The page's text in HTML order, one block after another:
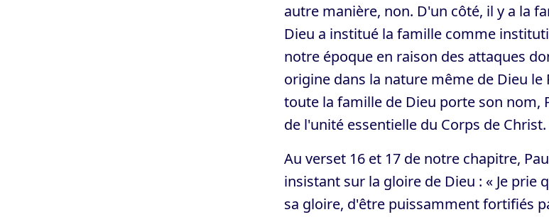
autre manière, non. D'un côté, il y a la
Dieu a institué la famille comme
notre époque en raison des attaques
origine dans la nature même de Dieu le
toute la famille de Dieu porte son nom,
de l'unité essentielle du Corps de
Au verset 16 et 17 de notre chapitre,
insistant sur la gloire de Dieu : « Je
sa gloire, d'être puissamment fortifiés